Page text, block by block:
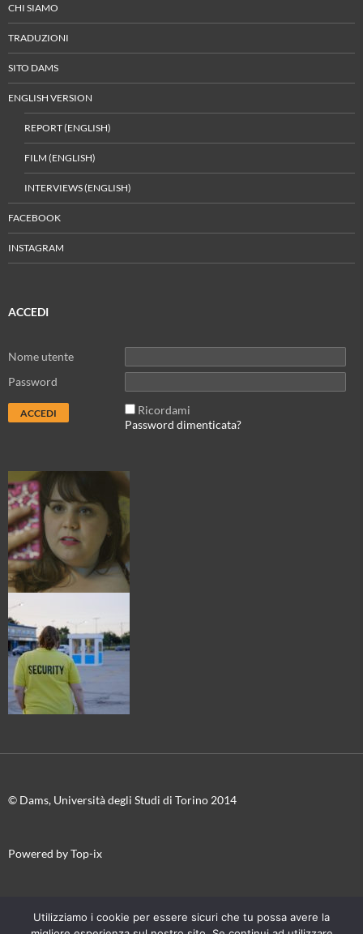
CHI SIAMO
TRADUZIONI
SITO DAMS
ENGLISH VERSION
REPORT (ENGLISH)
FILM (ENGLISH)
INTERVIEWS (ENGLISH)
FACEBOOK
INSTAGRAM
ACCEDI
Nome utente
Password
Ricordami
Password dimenticata?
© Dams, Università degli Studi di Torino 2014
Powered by Top-ix
CinemaUtilizziamo i cookie per essere sicuri che tu possa avere la